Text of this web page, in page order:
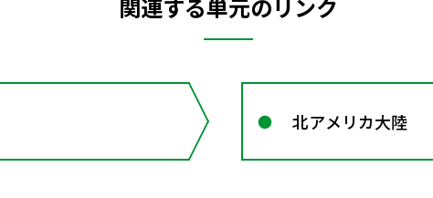
関連する単元のリンク
北アメリカ大陸